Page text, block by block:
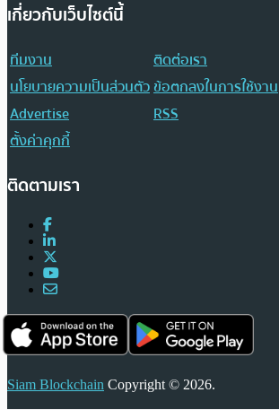
เกี่ยวกับเว็บไซต์นี้
ทีมงาน
ติดต่อเรา
นโยบายความเป็นส่วนตัวข้อตกลงในการใช้งาน
Advertise
RSS
ตั้งค่าคุกกี้
ติดตามเรา
Siam Blockchain Copyright © 2026.